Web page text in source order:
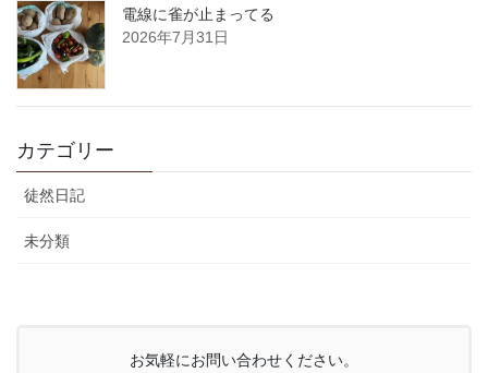
電線に雀が止まってる
2026年7月31日
カテゴリー
徒然日記
未分類
お気軽にお問い合わせください。